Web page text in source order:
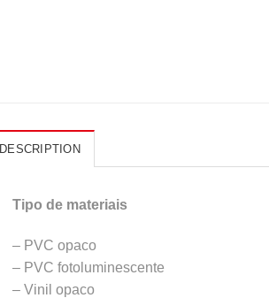
DESCRIPTION
Tipo de materiais
– PVC opaco
– PVC fotoluminescente
– Vinil opaco